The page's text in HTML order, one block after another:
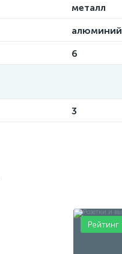
металл
алюминий
6
3
Рейтинг